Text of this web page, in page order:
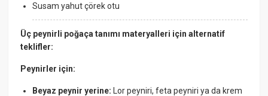
Susam yahut çörek otu
Üç peynirli poğaça tanımı materyalleri için alternatif
teklifler:
Peynirler için:
Beyaz peynir yerine:
Lor peyniri, feta peyniri ya da krem